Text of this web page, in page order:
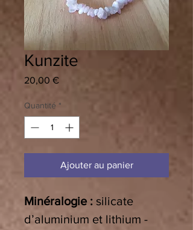
Kunzite
20,00 €Prix
Quantité *
Ajouter au panier
Minéralogie : silicate
d’aluminium et lithium -